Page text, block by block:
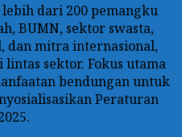
dari 200 pemangku
BUMN, sektor swasta,
dan mitra internasional,
sektor. Fokus utama
bendungan untuk
Peraturan